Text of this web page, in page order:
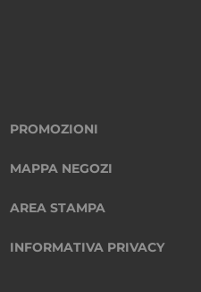
PROMOZIONI
MAPPA NEGOZI
AREA STAMPA
INFORMATIVA PRIVACY